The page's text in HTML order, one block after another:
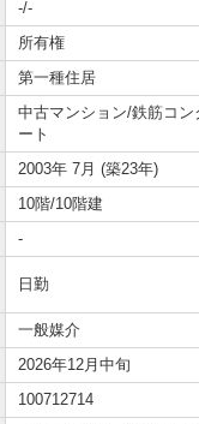
-/-
所有権
第一種住居
中古マンション/鉄筋コン
ート
2003年 7月 (築23年)
10階/10階建
-
日勤
一般媒介
2026年12月中旬
100712714